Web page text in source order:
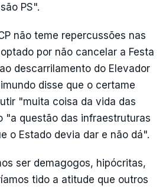
PS".
não teme repercussões nas
por não cancelar a Festa
descarrilamento do Elevador
disse que o certame
"muita coisa da vida das
"a questão das infraestruturas
o Estado devia dar e não dá".
ser demagogos, hipócritas,
tido a atitude que outros